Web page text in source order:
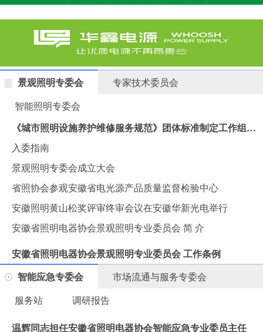
景观照明专委会
专家技术委员会
智能照明专委会
《城市照明设施养护维修服务规范》团体标准制定工作组会议在汉思集团胜利召开
入委指南
景观照明专委会成立大会
省照协会参观安徽省电光源产品质量监督检验中心
安徽照明黄山松奖评审终审会议在安徽华新光电举行
安徽省照明电器协会景观照明专业委员会 简 介
安徽省照明电器协会景观照明专业委员会 工作条例
智能应急专委会
市场流通与服务专委会
服务站
调研报告
温辉同志担任安徽省照明电器协会智能应急专业委员主任